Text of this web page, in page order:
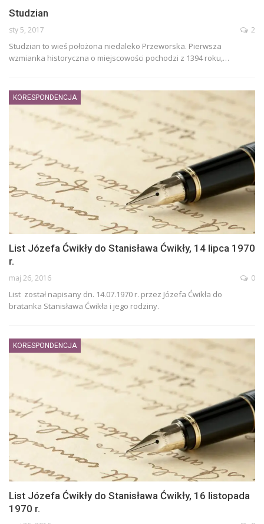
Studzian
sty 5, 2017 2
Studzian to wieś położona niedaleko Przeworska. Pierwsza
wzmianka historyczna o miejscowości pochodzi z 1394 roku,…
KORESPONDENCJA
List Józefa Ćwikły do Stanisława Ćwikły, 14 lipca 1970
r.
maj 26, 2016 0
List został napisany dn. 14.07.1970 r. przez Józefa Ćwikła do
bratanka Stanisława Ćwikła i jego rodziny.
KORESPONDENCJA
List Józefa Ćwikły do Stanisława Ćwikły, 16 listopada
1970 r.